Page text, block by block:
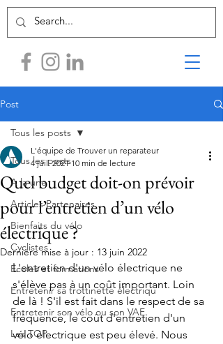
Post
Tous les posts
A la une
Articles Partenaires
Bienfaits du vélo
Cyclistes
Écoles et formations
Entretenir sa trottinette électriqu
Entretenir son vélo ou son VAE
Les TOP
Tous les posts
Quel budget doit-on prévoir
pour l’entretien d’un vélo
électrique ?
L'équipe de Trouver un reparateur
4 juil. 2021 10 min de lecture
Dernière mise à jour : 13 juin 2022
L'entretien d'un vélo électrique ne
s'élève pas à un coût important. Loin
de là ! S'il est fait dans le respect de sa
fréquence, le coût d'entretien d'un
vélo électrique est peu élevé. Nous